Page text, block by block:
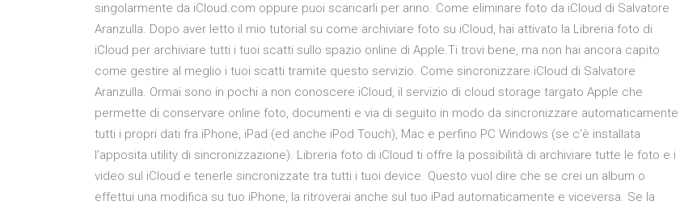
singolarmente da iCloud.com oppure puoi scaricarli per anno. Come eliminare foto da iCloud di Salvatore
Aranzulla. Dopo aver letto il mio tutorial su come archiviare foto su iCloud, hai attivato la Libreria foto di
iCloud per archiviare tutti i tuoi scatti sullo spazio online di Apple.Ti trovi bene, ma non hai ancora capito
come gestire al meglio i tuoi scatti tramite questo servizio. Come sincronizzare iCloud di Salvatore
Aranzulla. Ormai sono in pochi a non conoscere iCloud, il servizio di cloud storage targato Apple che
permette di conservare online foto, documenti e via di seguito in modo da sincronizzare automaticamente
tutti i propri dati fra iPhone, iPad (ed anche iPod Touch), Mac e perfino PC Windows (se c’è installata
l’apposita utility di sincronizzazione). Libreria foto di iCloud ti offre la possibilità di archiviare tutte le foto e i
video sul iCloud e tenerle sincronizzate tra tutti i tuoi device. Questo vuol dire che se crei un album o
effettui una modifica su tuo iPhone, la ritroverai anche sul tuo iPad automaticamente e viceversa. Se la